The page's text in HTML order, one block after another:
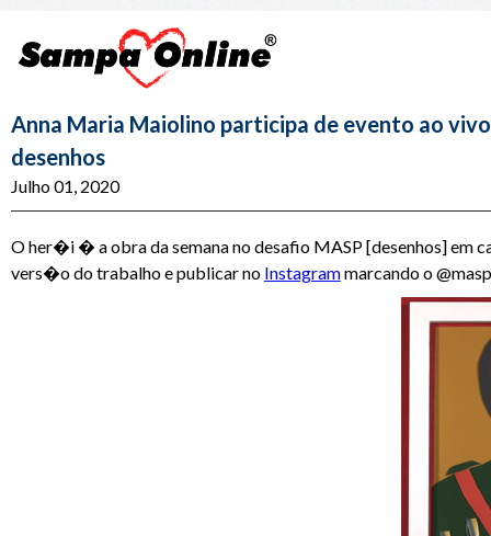
Anna Maria Maiolino participa de evento ao
desenhos
Julho 01, 2020
O her�i � a obra da semana no desafio MASP [desenhos] em
vers�o do trabalho e publicar no Instagrammarcando o